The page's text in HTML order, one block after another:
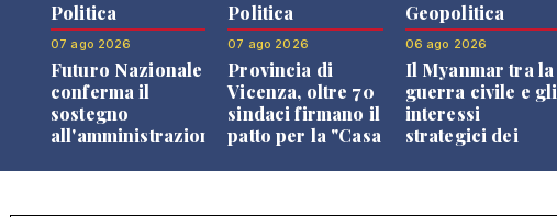
Politica
07 ago 2026
Futuro Nazionale
conferma il
sostegno
all'amministrazione
Politica
07 ago 2026
Provincia di
Vicenza, oltre 70
sindaci firmano il
patto per la "Casa
Geopolitica
06 ago 2026
Il Myanmar tra la
guerra civile e gli
interessi
strategici dei